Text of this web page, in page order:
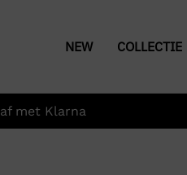
NEW COLLECTIE
Gratis verzending boven € 75,-